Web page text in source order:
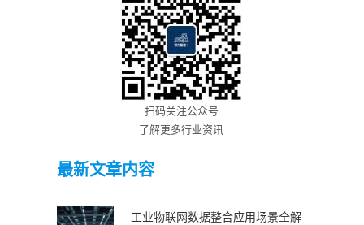
扫码关注公众号
了解更多行业资讯
最新文章内容
工业物联网数据整合应用场景全解